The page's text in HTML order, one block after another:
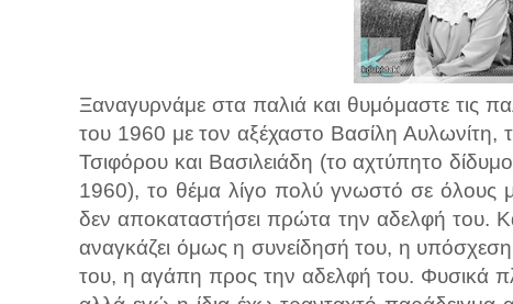
Ξαναγυρνάμε στα παλιά και θυμόμαστε τις
του 1960 με τον αξέχαστο Βασίλη Αυλωνίτη,
Τσιφόρου και Βασιλειάδη (το αχτύπητο
1960), το θέμα λίγο πολύ γνωστό σε όλους
δεν αποκαταστήσει πρώτα την αδελφή του.
αναγκάζει όμως η συνείδησή του, η
του, η αγάπη προς την αδελφή του. Φυσικά